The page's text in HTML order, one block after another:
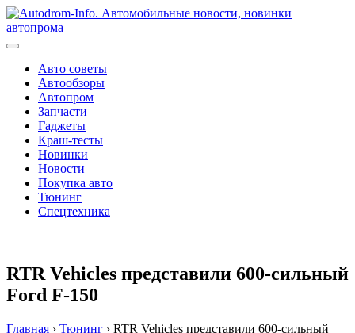
Перейти
к
содержимому
Авто советы
Автообзоры
Автопром
Запчасти
Гаджеты
Краш-тесты
Новинки
Новости
Покупка авто
Тюнинг
Спецтехника
RTR Vehicles представили 600-сильный
Ford F-150
Главная › Тюнинг › RTR Vehicles представили 600-сильный